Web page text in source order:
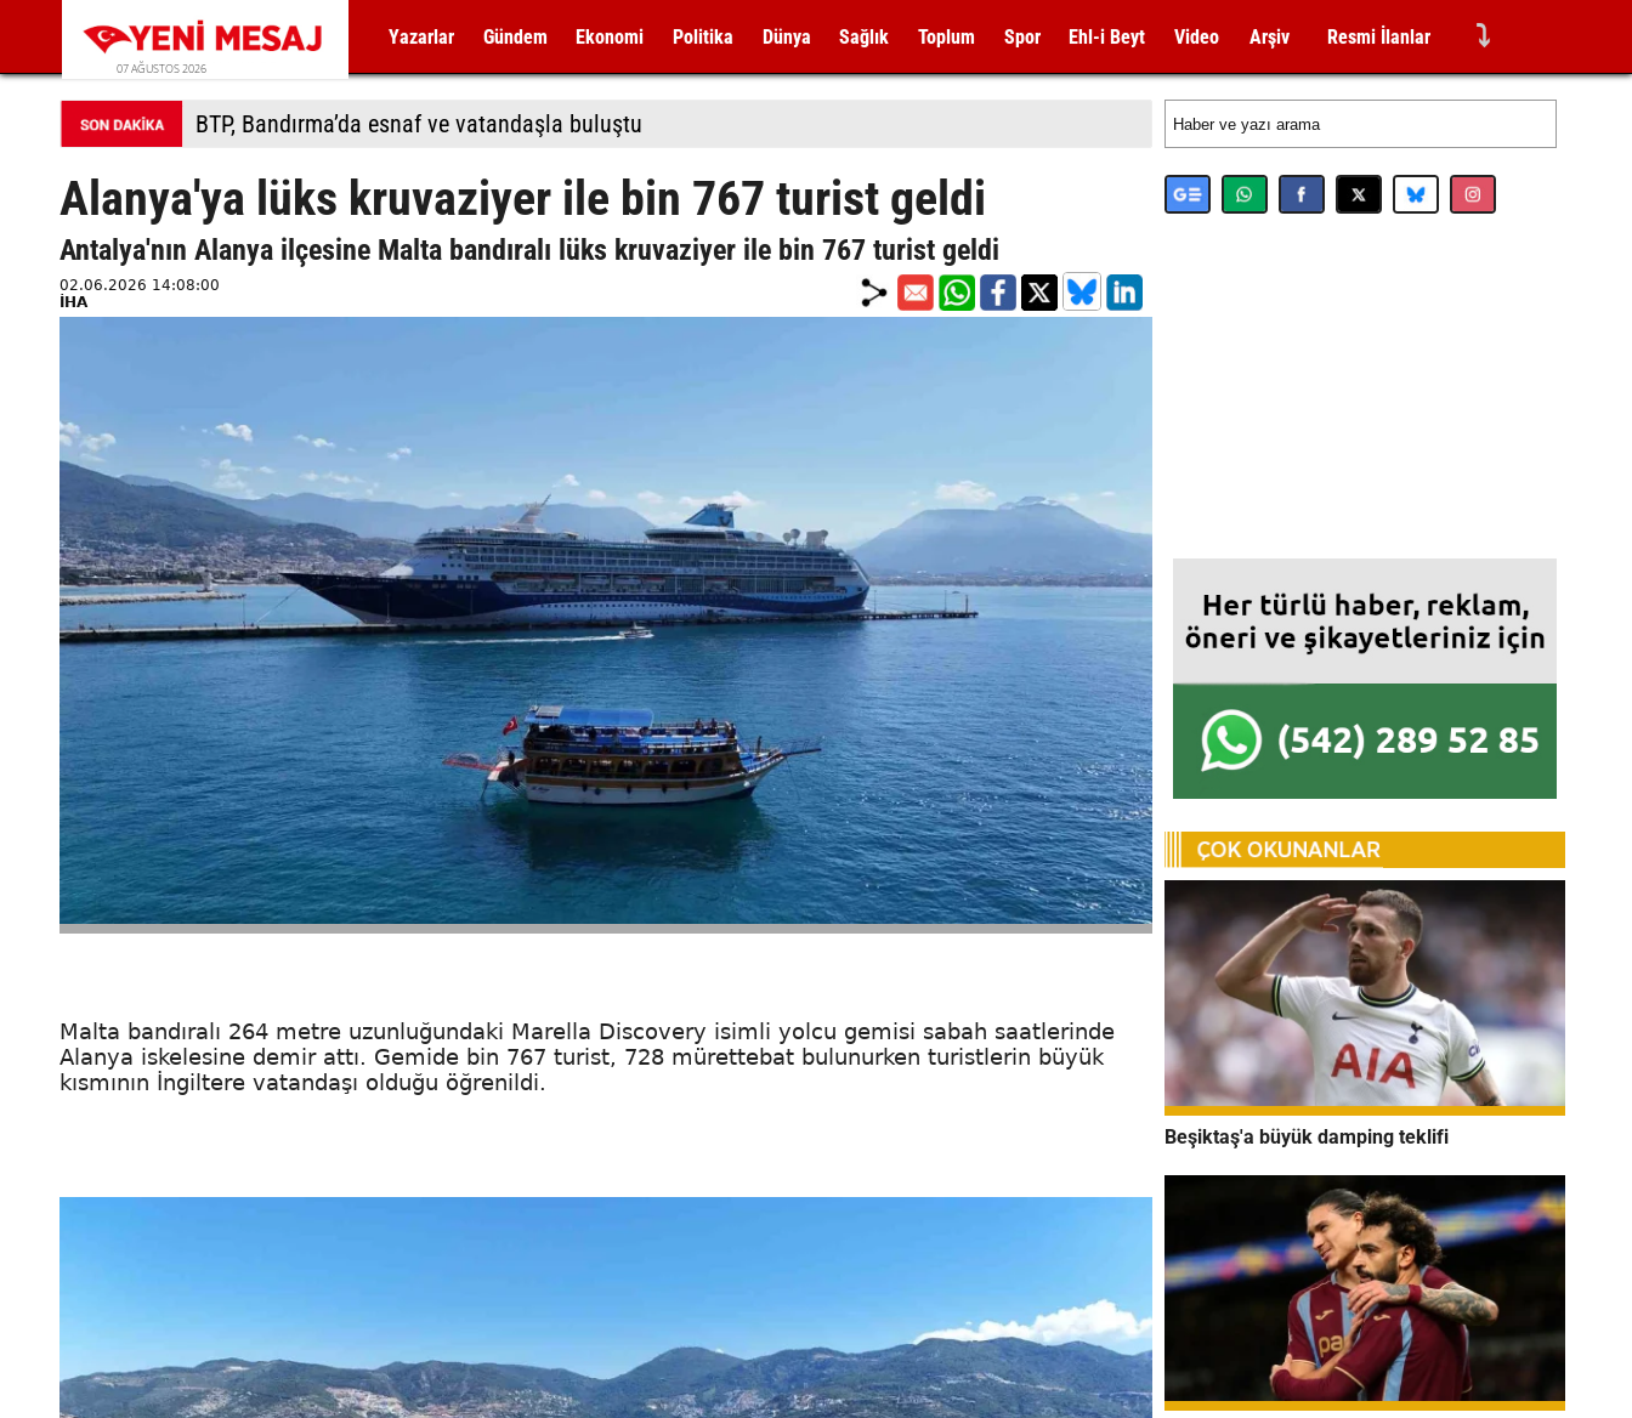
07 AĞUSTOS 2026
Yazarlar Gündem Ekonomi Politika Dünya Sağlık Toplum Spor Ehl-i Beyt Video Arşiv Resmi İlanlar ⤵
BTP, Bandırma’da esnaf ve vatandaşla buluştu
Alanya'ya lüks kruvaziyer ile bin 767 turist geldi
Antalya'nın Alanya ilçesine Malta bandıralı lüks kruvaziyer ile bin 767 turist geldi
02.06.2026 14:08:00
İHA
Malta bandıralı 264 metre uzunluğundaki Marella Discovery isimli yolcu gemisi sabah saatlerinde
Alanya iskelesine demir attı. Gemide bin 767 turist, 728 mürettebat bulunurken turistlerin büyük
kısmının İngiltere vatandaşı olduğu öğrenildi.
Beşiktaş'a büyük damping teklifi